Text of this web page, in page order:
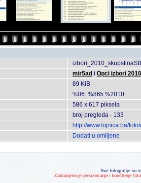
mir5ad /Opci izbori
89 KiB
%06. %865 %2010.
586 x 617 piksela
broj pregleda - 133
http://www.fojnica.ba/
Dodati u omiljene
Sve fotografije su
Zabranjeno je preuzimanje i korištenje